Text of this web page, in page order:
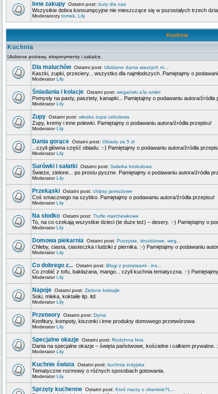
Inne zakupy Ostatni post: buty dla nas
Wszystkie dobra konsumpcyjne nie mieszczące się w pozostałych trzech
Moderatorzy tomek Lily
Kuchnia
Kuchnia
Ulubione potrawy, eksperymenty i zakalce.
Dla maluchówOstatni post: Ulubione dania waszych m...
Kaszki, zupki, przeciery... wszystko dla najmłodszych. Pamiętajmy o
ModeratorLily
Śniadania i kolacje Ostatni post: wegański a'la omlet
Pomysły na pasty, pasztety, kanapki... Pamiętajmy o podawaniu autora/źródła
ModeratorLily
Zupy Ostatni post: włoska zupa cebulowa
Zupy, kremy i inne polewki. Pamiętajmy o podawaniu autora/źródła przepisu!
ModeratorLily
Dania gorące Ostatni post: Obiady za 5 zł
...czyli główna część obiadu. :-) Pamiętajmy o podawaniu autora/źródła
ModeratorLily
Surówki i sałatki Ostatni post: Sałatka brokułowa
Świeże, zielone... po prostu pyszne. Pamiętajmy o podawaniu autora/źródła
ModeratorLily
Przekąski Ostatni post: chipsy jarmużowe
Coś smacznego na szybko. Pamiętajmy o podawaniu autora/źródła przepisu!
ModeratorLily
Na słodko Ostatni post: Trufle marchewkowe
To, na co czekają wszystkie dzieci (te duże też) – desery. :-) Pamiętajmy o
ModeratorLily
Domowa piekarnia Ostatni post: Puszyste, drożdżowe, weg...
Chleby, ciasta, ciasteczka i ludziki z piernika. :-) Pamiętajmy o podawaniu
ModeratorLily
Co dobrego z... Ostatni post: Blogi z przepisami - ins...
Co zrobić z tofu, bakłażana, mango... czyli kuchnia tematyczna. :-)
ModeratorLily
Napoje Ostatni post: Zielone koktajle
Soki, mleka, koktaile itp. itd.
ModeratorLily
Przetwory Ostatni post: Dynia
Konfitury, kompoty, kiszonki i inne produkty domowego przetwórstwa
ModeratorLily
Specjalne okazje Ostatni post: Rodzinna feta
Dania na specjalne okazje – święta państwowe, kościelne i całkiem
ModeratorLily
Kuchnie świata Ostatni post: kuchnia indyjska
Tematyczne rozmowy o różnych sposobach gotowania.
ModeratorLily
Sprzęty kuchenne Ostatni post: Ktoś marzy o vitamixie?L...